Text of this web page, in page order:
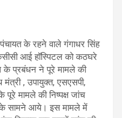
के रहने वाले गंगाधर सिंह
आई हॉस्पिटल को कठघरे
के प्रबंधन ने पूरे मामले की
मंत्री , उपायुक्त, एसएसपी,
मामले की निष्पक्ष जांच
के सामने आये। इस मामले में